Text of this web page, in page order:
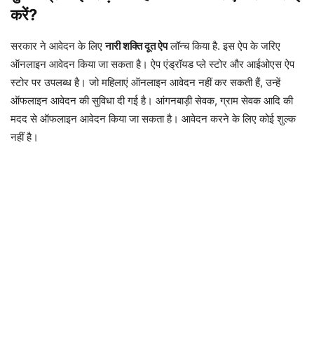
करें?
सरकार ने आवेदन के लिए नारी शक्ति दूत ऐप लॉन्च किया है. इस ऐप के जरिए
ऑनलाइन आवेदन किया जा सकता है। ऐप एंड्रॉयड प्ले स्टोर और आईओएस ऐप
स्टोर पर उपलब्ध है। जो महिलाएं ऑनलाइन आवेदन नहीं कर सकती हैं, उन्हें
ऑफलाइन आवेदन की सुविधा दी गई है। आंगनबाड़ी सेवक, ग्राम सेवक आदि की
मदद से ऑफलाइन आवेदन किया जा सकता है। आवेदन करने के लिए कोई शुल्क
नहीं है।